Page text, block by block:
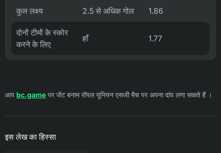
कुल लक्ष्य 2.5 से अधिक गोल 1.86
दोनों टीमों के स्कोर
करने के लिए
हाँ 1.77
आप bc.game पर जेंट बनाम रॉयल यूनियन एसजी मैच पर अपना दांव लगा सकते हैं ।
इस लेख का हिस्सा